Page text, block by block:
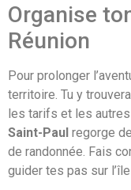
Organise
Réunion
Pour prolonger
territoire. Tu y
les tarifs et les
Saint-Paul regorge
de randonnée. Fais
guider tes pas sur